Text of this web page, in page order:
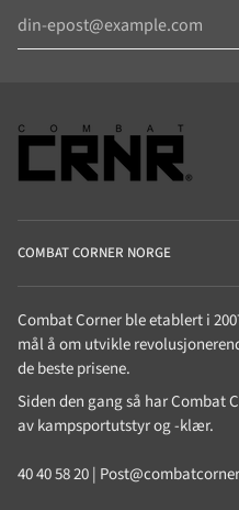
COMBAT CORNER NORGE
Combat Corner ble etablert i
mål å om utvikle
de beste prisene.
Siden den gang så har Combat
av kampsportutstyr og -klær.
40 40 58 20 |